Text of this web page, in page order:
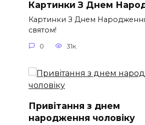
Картинки З Днем
Картинки З Днем Народження
святом!
0 31к.
Привітання з днем
народження чоловіку